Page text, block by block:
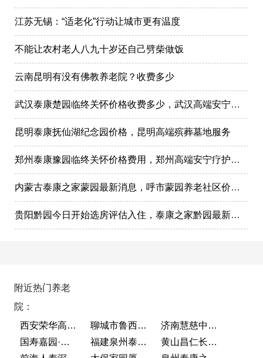
江苏无锡：“适老化”行动让城市更有温度
不能让农村老人八九十岁还自己劈柴做饭
云南昆明有没有佛教养老院？收费多少
武汉泰康楚园临终关怀价格收费多少，武汉高端安宁疗护，高端殡仪一条龙服务
昆明泰康抚仙湖纪念园价格，昆明高端殡葬墓地服务
郑州泰康豫园临终关怀价格费用，郑州高端安宁疗护在哪里
内蒙古泰康之家蒙园最新消息，呼市蒙园养老社区价格表
贵阳黔园今日开始选房评估入住，泰康之家黔园最新动态
附近热门养老
院：
西安荣华高新悦家养老服务有限公司
聊城市鲁西老年护养院
济南慧慈中医康养中心
国寿嘉园·成都乐境
福建泉州泰康之家鲤园
黄山昌仁长者颐养中心